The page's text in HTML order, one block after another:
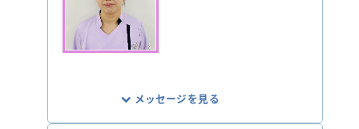
また、急変の予兆に気づくアセスメント能力
の向上や急変対応ができる看護師の育成を
行っています。さらに、災害時に適応できる
メッセージを見る